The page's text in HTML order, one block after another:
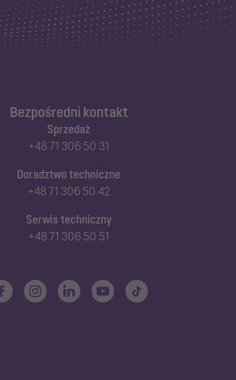
Bezpośredni kontakt
Sprzedaż
+48 71 306 50 31
Doradztwo techniczne
+48 71 306 50 42
Serwis techniczny
+48 71 306 50 51